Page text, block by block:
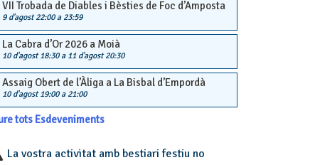
VII Trobada de Diables i Bèsties de Foc d’Amposta
9 d'agost 22:00a 23:59
La Cabra d’Or 2026 a Moià
10 d'agost 18:30a 11 d'agost 20:30
Assaig Obert de l’Àliga a La Bisbal d’Empordà
10 d'agost 19:00a 21:00
tots Esdeveniments
La vostra activitat amb bestiari festiu no